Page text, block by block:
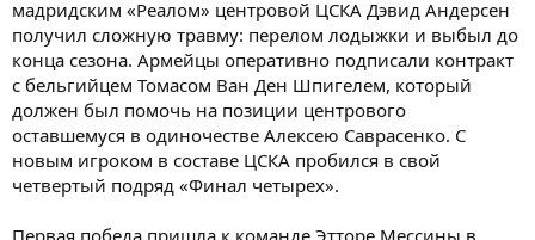
мадридским «Реалом» центровой ЦСКА Дэвид Андерсен
получил сложную травму: перелом лодыжки и выбыл до
конца сезона. Армейцы оперативно подписали контракт
с бельгийцем Томасом Ван Ден Шпигелем, который
должен был помочь на позиции центрового
оставшемуся в одиночестве Алексею Саврасенко. С
новым игроком в составе ЦСКА пробился в свой
четвертый подряд «Финал четырех».
Первая победа пришла к команде Этторе Мессины в